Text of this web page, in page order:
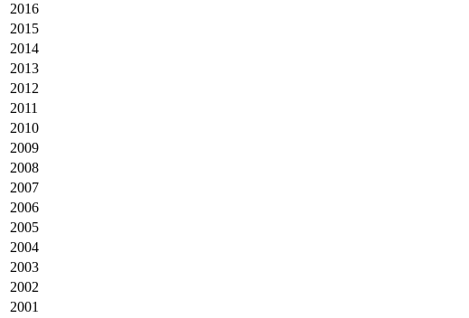
2016
2015
2014
2013
2012
2011
2010
2009
2008
2007
2006
2005
2004
2003
2002
2001